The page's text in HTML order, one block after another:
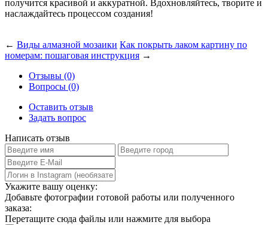
получится красивой и аккуратной. Вдохновляйтесь, творите и
наслаждайтесь процессом создания!
← Виды алмазной мозаики Как покрыть лаком картину по
номерам: пошаговая инструкция →
Отзывы (0)
Вопросы (0)
Оставить отзыв
Задать вопрос
Написать отзыв
Укажите вашу оценку:
Добавьте фотографии готовой работы или полученного
заказа:
Перетащите сюда файлы или нажмите для выбора